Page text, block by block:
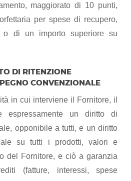
maggiorato di 10 punti,
per spese di recupero,
di un importo superiore su
DI RITENZIONE
CONVENZIONALE
in cui interviene il Fornitore, il
espressamente un diritto di
opponibile a tutti, e un diritto
su tutti i prodotti, valori e
del Fornitore, e ciò a garanzia
(fatture, interessi, spese